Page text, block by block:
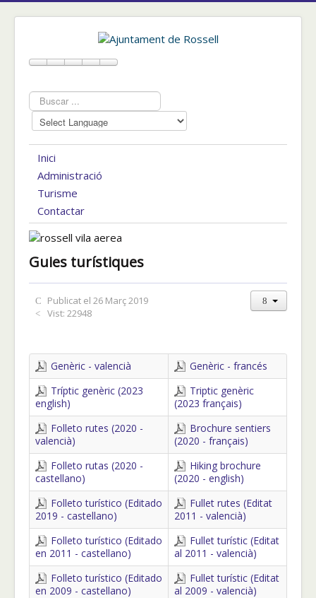
Cercar
...
Inici
Administració
Turisme
Contactar
Guies turístiques
Publicat el 26 Març 2019
Vist: 22948
Genèric - valencià
Genèric - francés
Tríptic genèric (2023
english)
Triptic genèric
(2023 français)
Folleto rutes (2020 -
valencià)
Brochure sentiers
(2020 - français)
Folleto rutas (2020 -
castellano)
Hiking brochure
(2020 - english)
Folleto turístico (Editado
2019 - castellano)
Fullet rutes (Editat
2011 - valencià)
Folleto turístico (Editado
en 2011 - castellano)
Fullet turístic (Editat
al 2011 - valencià)
Folleto turístico (Editado
en 2009 - castellano)
Fullet turístic (Editat
al 2009 - valencià)